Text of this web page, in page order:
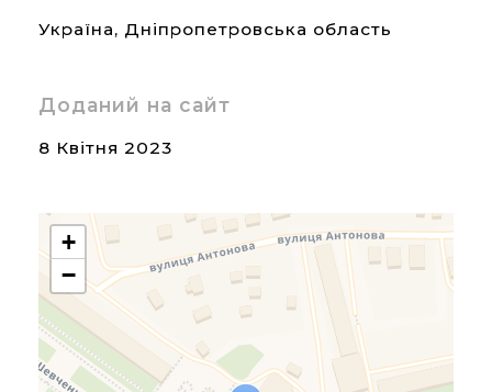
Україна, Дніпропетровська область
Доданий на сайт
8 Квітня 2023
+
−